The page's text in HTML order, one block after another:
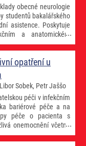
obecné neurologie
studentů bakalářského
asistence. Poskytuje
a anatomickém
typech jeho poruch a
projevy postižení
(v relevantních
problémů a vhodného
metody, a to zejména
s nimiž se
opatření u
Sobek, Petr Jaššo
péči v infekčním
bariérové péče a na
péče o pacienta s
onemocnění včetně
k ochraně obyvatel.
obsahující specifika